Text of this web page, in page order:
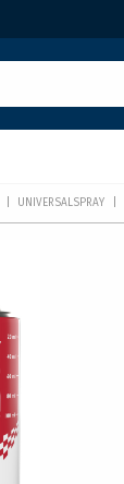
UNIVERSALSPRAY